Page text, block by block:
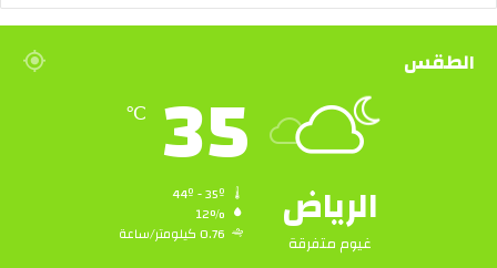
الطقس
الرياض
غيوم متفرقة
35
℃
12%
0.76 كيلومتر/ساعة